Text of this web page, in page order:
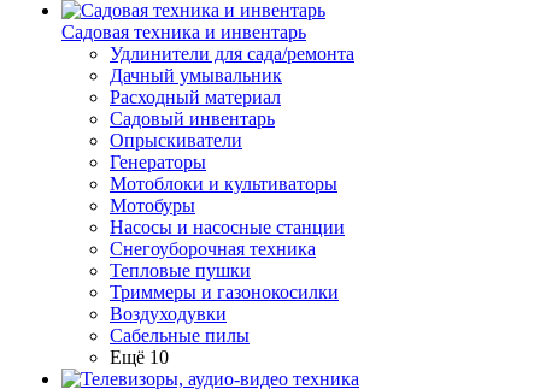
Садовая техника и инвентарь
Удлинители для сада/ремонта
Дачный умывальник
Расходный материал
Садовый инвентарь
Опрыскиватели
Генераторы
Мотоблоки и культиваторы
Мотобуры
Насосы и насосные станции
Снегоуборочная техника
Тепловые пушки
Триммеры и газонокосилки
Воздуходувки
Сабельные пилы
Ещё 10